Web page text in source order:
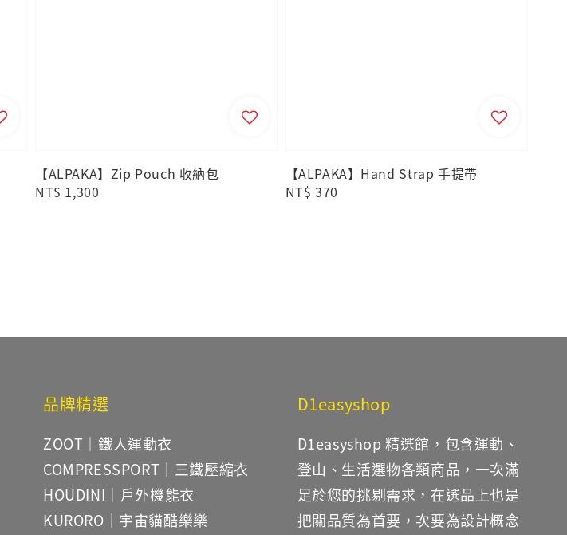
【ALPAKA】Zip Pouch 收納包
Regular
NT$ 1,300
【ALPAKA】Hand Strap 手提帶
Regular
NT$ 370
品牌精選
ZOOT｜鐵人運動衣
COMPRESSPORT｜三鐵壓縮衣
HOUDINI｜戶外機能衣
KURORO｜宇宙貓酷樂樂
D1easyshop
D1easyshop 精選館，包含運動、
登山、生活選物各類商品，一次滿
足於您的挑剔需求，在選品上也是
把關品質為首要，次要為設計概念